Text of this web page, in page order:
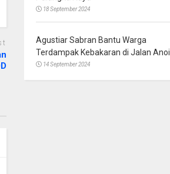
18 September 2024
Agustiar Sabran Bantu Warga
Terdampak Kebakaran di Jalan Anoi
14 September 2024